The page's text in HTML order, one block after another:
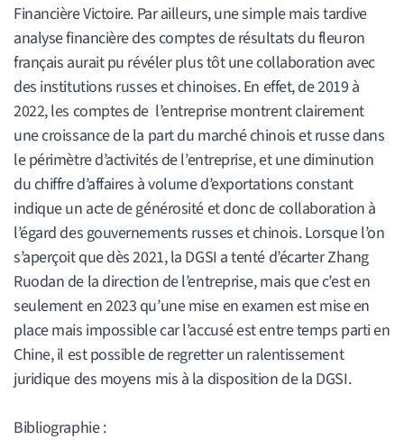
Financière Victoire. Par ailleurs, une simple mais tardive
analyse financière des comptes de résultats du fleuron
français aurait pu révéler plus tôt une collaboration avec
des institutions russes et chinoises. En effet, de 2019 à
2022, les comptes de l’entreprise montrent clairement
une croissance de la part du marché chinois et russe dans
le périmètre d’activités de l’entreprise, et une diminution
du chiffre d’affaires à volume d’exportations constant
indique un acte de générosité et donc de collaboration à
l’égard des gouvernements russes et chinois. Lorsque l’on
s’aperçoit que dès 2021, la DGSI a tenté d’écarter Zhang
Ruodan de la direction de l’entreprise, mais que c’est en
seulement en 2023 qu’une mise en examen est mise en
place mais impossible car l’accusé est entre temps parti en
Chine, il est possible de regretter un ralentissement
juridique des moyens mis à la disposition de la DGSI.
Bibliographie :